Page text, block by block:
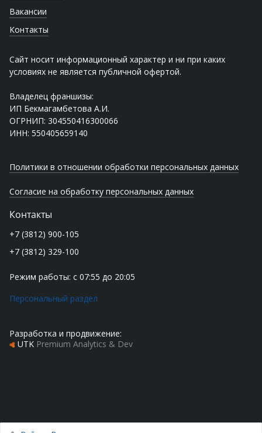
Вакансии
Контакты
Сайт носит информационный характер и ни при каких
условиях не является публичной офертой.
Владелец франшизы:
ИП Бекмагамбетова А.И.
ОГРНИП: 304550416300066
ИНН: 550405659140
Политики в отношении обработки персональных данных
Согласие на обработку персональных данных
Контакты
+7 (3812) 900-105
+7 (3812) 329-100
Режим работы: с 07:55 до 20:05
Персональный раздел
Разработка и продвижение:
UTK Premium Analytics & Dev